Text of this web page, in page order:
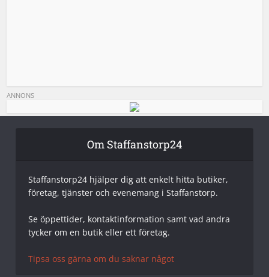
ANNONS
Om Staffanstorp24
Staffanstorp24 hjälper dig att enkelt hitta butiker,
företag, tjänster och evenemang i Staffanstorp.
Se öppettider, kontaktinformation samt vad andra
tycker om en butik eller ett företag.
Tipsa oss gärna om du saknar något